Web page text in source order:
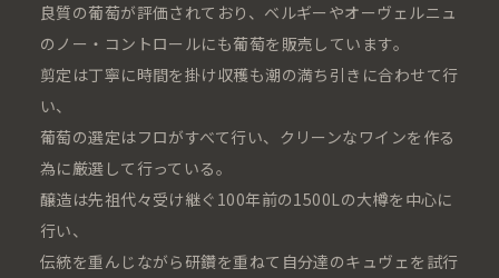
良質の葡萄が評価されており、ベルギーやオーヴェルニュ
のノー・コントロールにも葡萄を販売しています。
剪定は丁寧に時間を掛け収穫も潮の満ち引きに合わせて行
い、
葡萄の選定はフロがすべて行い、クリーンなワインを作る
為に厳選して行っている。
醸造は先祖代々受け継ぐ100年前の1500Lの大樽を中心に
行い、
伝統を重んじながら研鑽を重ねて自分達のキュヴェを試行